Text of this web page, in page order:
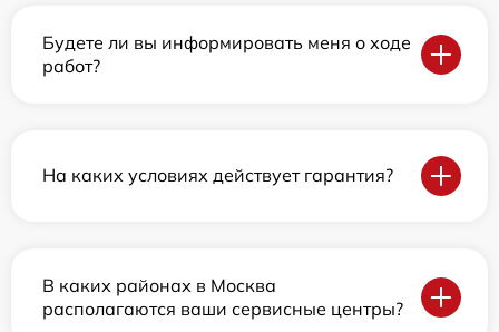
Будете ли вы информировать меня о ходе
работ?
На каких условиях действует гарантия?
В каких районах в Москва
располагаются ваши сервисные центры?